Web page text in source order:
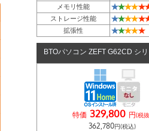
メモリ性能 ★★★★★
ストレージ性能 ★★★★★
拡張性 ★★★★★
BTOパソコン ZEFT G62CD シ
特価 329,800 円(税
362,780円(税込)